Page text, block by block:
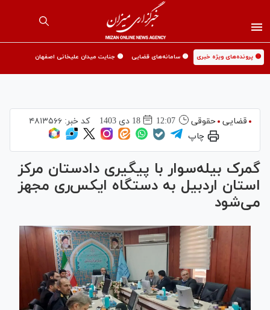
🟡 پرونده‌های ویژه خبری 🟡 سامانه‌های قضایی 🟡 جنایت میدان علیخانی اصفهان
قضایی حقوقی 12:07 18 دی 1403 کد خبر:۴۸۱۳۵۶۶
چاپ
گمرک بیله‌سوار با پیگیری دادستان مرکز
استان اردبیل به دستگاه ایکس‌ری مجهز
می‌شود